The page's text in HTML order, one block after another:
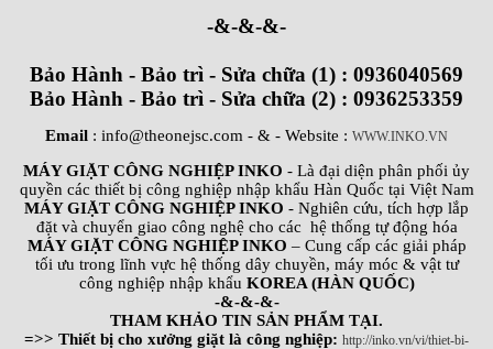
-&-&-&-
Bảo Hành - Bảo trì - Sửa chữa (1) : 0936040569
Bảo Hành - Bảo trì - Sửa chữa (2) : 0936253359
Email : info@theonejsc.com - & - Website : WWW.INKO.VN
MÁY GIẶT CÔNG NGHIỆP INKO - Là đại diện phân phối ủy
quyền các thiết bị công nghiệp nhập khẩu Hàn Quốc tại Việt Nam
MÁY GIẶT CÔNG NGHIỆP INKO - Nghiên cứu, tích hợp lắp
đặt và chuyển giao công nghệ cho các hệ thống tự động hóa
MÁY GIẶT CÔNG NGHIỆP INKO – Cung cấp các giải pháp
tối ưu trong lĩnh vực hệ thống dây chuyền, máy móc & vật tư
công nghiệp nhập khẩu KOREA (HÀN QUỐC)
-&-&-&-
THAM KHẢO TIN SẢN PHẨM TẠI.
=>> Thiết bị cho xưởng giặt là công nghiệp: http://inko.vn/vi/thiet-bi-